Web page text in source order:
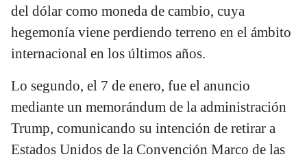
del dólar como moneda de cambio, cuya
hegemonía viene perdiendo terreno en el ámbito
internacional en los últimos años.
Lo segundo, el 7 de enero, fue el anuncio
mediante un memorándum de la administración
Trump, comunicando su intención de retirar a
Estados Unidos de la Convención Marco de las